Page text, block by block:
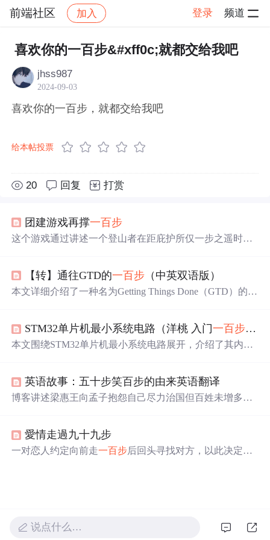
前端社区 加入 登录 频道
社区 前端社区 感慨 帖子详情
喜欢你的一百步&#xff0c;就都交给我吧
jhss987
2024-09-03
喜欢你的一百步，就都交给我吧
给本帖投票
20 回复 打赏
团建游戏再撑一百步
这个游戏通过讲述一个登山者在距庇护所仅一步之遥时死
在于最后的努力。讨论环节鼓励学员分享启发，深化对激
励的理解，并激发他们的潜能，寻找自我激励的方法。此
【转】通往GTD的一百步 （中英双语版）
本文详细介绍了一种名为Getting Things Done（GTD）的时
解到具体工具的选择和使用，直至最终形成高效的生活方
式。
STM32单片机最小系统电路（洋桃 入门一百步第
本文围绕STM32单片机最小系统电路展开，介绍了其内部
模式设置选项，如不同BOOT1和BOOT0组合对应的启动
区域。
英语故事：五十步笑百步的由来英语翻译
博客讲述梁惠王向孟子抱怨自己尽力治国但百姓未增多，
国理念探讨。
愛情走過九十九步
一对恋人约定向前走一百步后回头寻找对方，以此决定是
说点什么…